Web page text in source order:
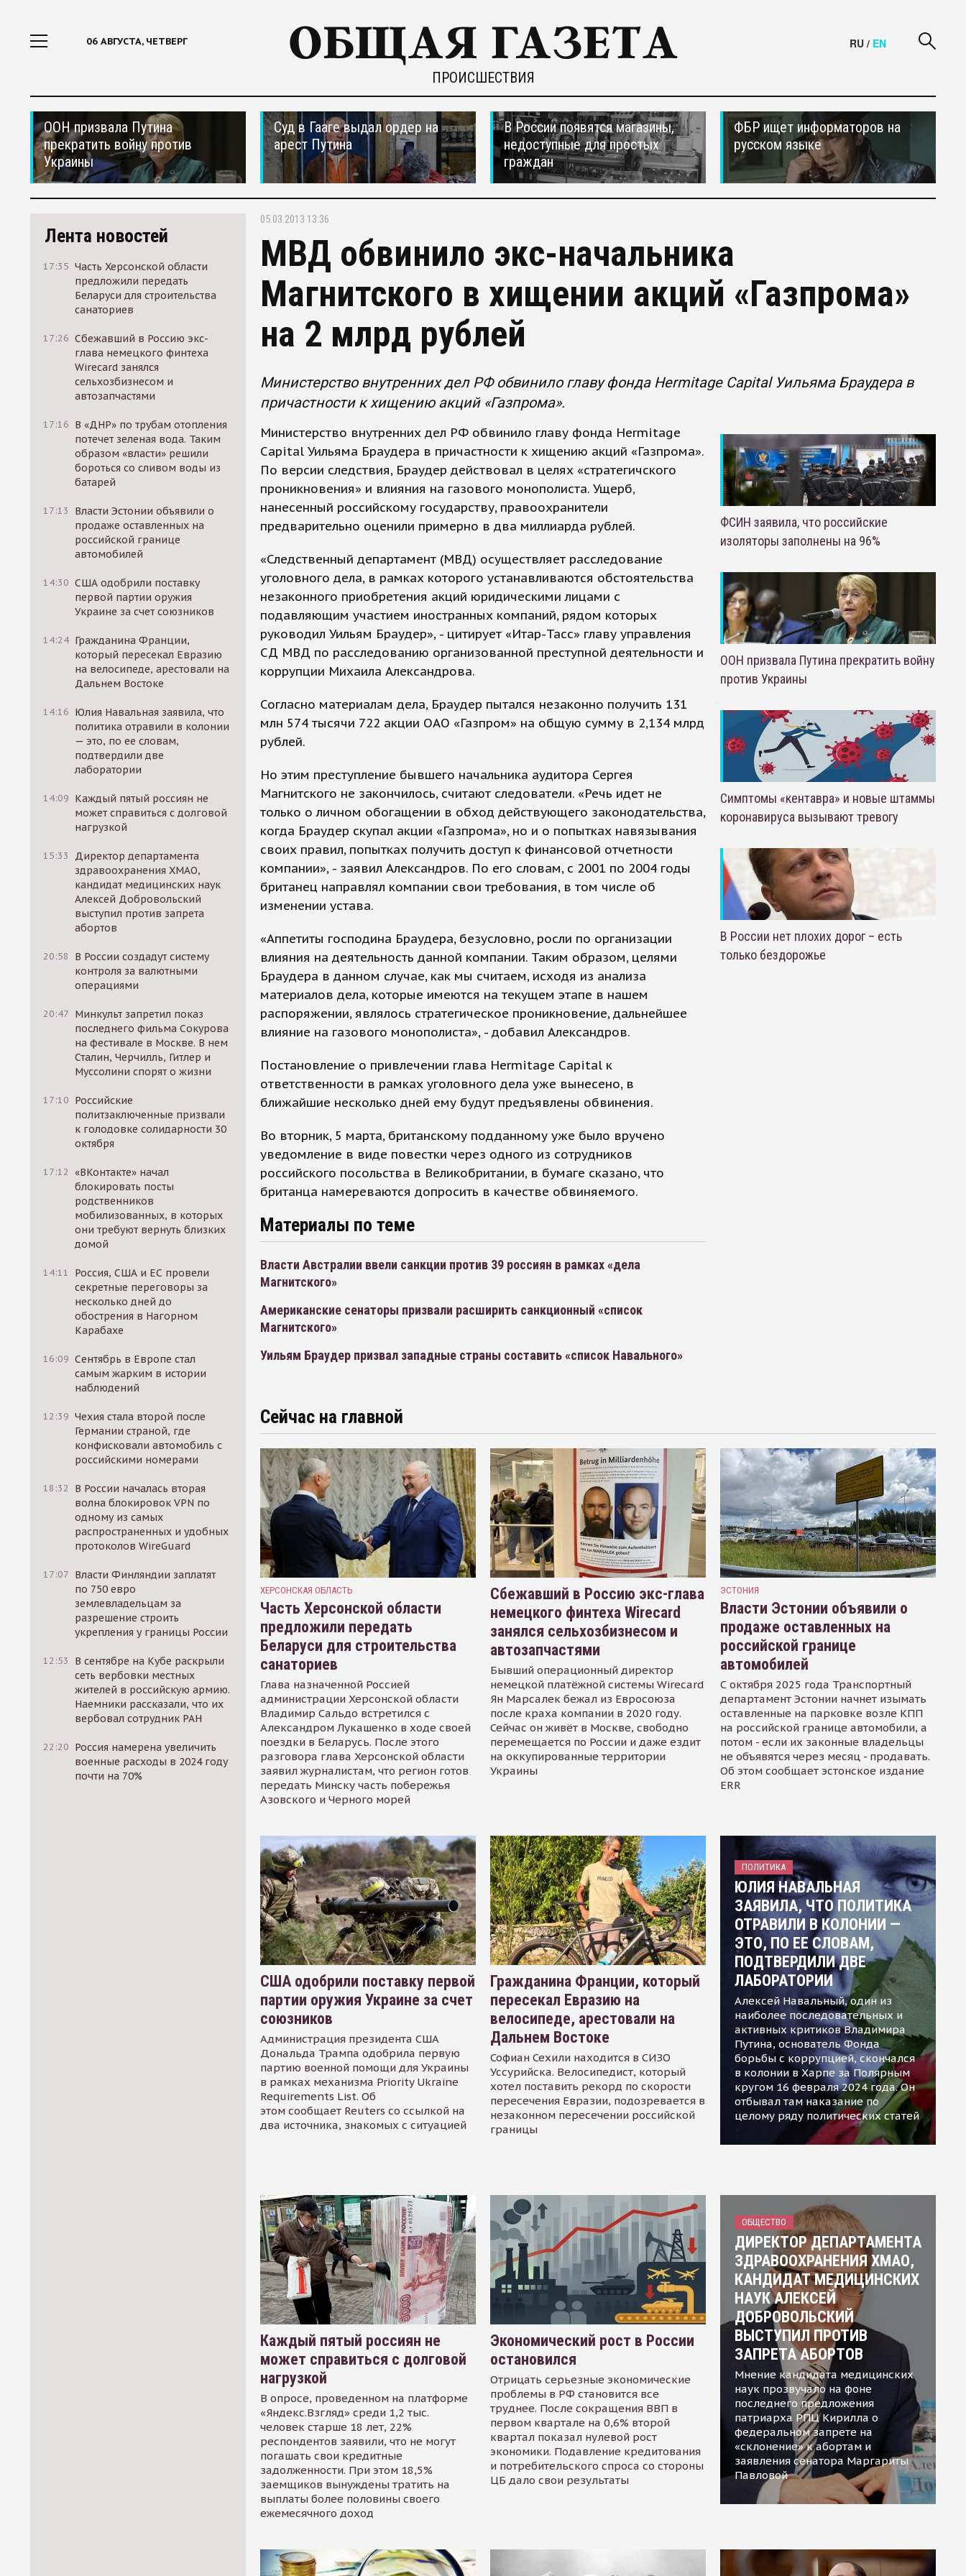
06 АВГУСТА, ЧЕТВЕРГ
ПРОИСШЕСТВИЯ
RU / EN
ООН призвала Путина
прекратить войну против
Украины
Суд в Гааге выдал ордер на
арест Путина
В России появятся магазины,
недоступные для простых
граждан
ФБР ищет информаторов на
русском языке
Лента новостей
17:35 Часть Херсонской области
предложили передать
Беларуси для строительства
санаториев
17:26 Сбежавший в Россию экс-
глава немецкого финтеха
Wirecard занялся
сельхозбизнесом и
автозапчастями
17:16 В «ДНР» по трубам отопления
потечет зеленая вода. Таким
образом «власти» решили
бороться со сливом воды из
батарей
17:13
Власти Эстонии объявили о
продаже оставленных на
российской границе
автомобилей
14:30 США одобрили поставку
первой партии оружия
Украине за счет союзников
14:24 Гражданина Франции,
который пересекал Евразию
на велосипеде, арестовали на
Дальнем Востоке
14:16 Юлия Навальная заявила, что
политика отравили в колонии
— это, по ее словам,
подтвердили две
лаборатории
14:09 Каждый пятый россиян не
может справиться с долговой
нагрузкой
15:33
Директор департамента
здравоохранения ХМАО,
кандидат медицинских наук
Алексей Добровольский
выступил против запрета
абортов
20:58
В России создадут систему
контроля за валютными
операциями
20:47 Минкульт запретил показ
последнего фильма Сокурова
на фестивале в Москве. В нем
Сталин, Черчилль, Гитлер и
Муссолини спорят о жизни
17:10 Российские
политзаключенные призвали
к голодовке солидарности 30
октября
17:12 «ВКонтакте» начал
блокировать посты
родственников
мобилизованных, в которых
они требуют вернуть близких
домой
14:11
Россия, США и ЕС провели
секретные переговоры за
несколько дней до
обострения в Нагорном
Карабахе
16:09 Сентябрь в Европе стал
самым жарким в истории
наблюдений
12:39 Чехия стала второй после
Германии страной, где
конфисковали автомобиль с
российскими номерами
18:32
В России началась вторая
волна блокировок VPN по
одному из самых
распространенных и удобных
протоколов WireGuard
17:07 Власти Финляндии заплатят
по 750 евро
землевладельцам за
разрешение строить
укрепления у границы России
12:53
В сентябре на Кубе раскрыли
сеть вербовки местных
жителей в российскую армию.
Наемники рассказали, что их
вербовал сотрудник РАН
22:20 Россия намерена увеличить
военные расходы в 2024 году
почти на 70%
05.03.2013 13:36
МВД обвинило экс-начальника
Магнитского в хищении акций «Газпрома»
на 2 млрд рублей
Министерство внутренних дел РФ обвинило главу фонда Hermitage Capital Уильяма Браудера в
причастности к хищению акций «Газпрома».
Министерство внутренних дел РФ обвинило главу фонда Hermitage
Capital Уильяма Браудера в причастности к хищению акций «Газпрома».
По версии следствия, Браудер действовал в целях «стратегичского
проникновения» и влияния на газового монополиста. Ущерб,
нанесенный российскому государству, правоохранители
предварительно оценили примерно в два миллиарда рублей.
«Следственный департамент (МВД) осуществляет расследование
уголовного дела, в рамках которого устанавливаются обстоятельства
незаконного приобретения акций юридическими лицами с
подавляющим участием иностранных компаний, рядом которых
руководил Уильям Браудер», - цитирует «Итар-Тасс» главу управления
СД МВД по расследованию организованной преступной деятельности и
коррупции Михаила Александрова.
Согласно материалам дела, Браудер пытался незаконно получить 131
млн 574 тысячи 722 акции ОАО «Газпром» на общую сумму в 2,134 млрд
рублей.
Но этим преступление бывшего начальника аудитора Сергея
Магнитского не закончилось, считают следователи. «Речь идет не
только о личном обогащении в обход действующего законодательства,
когда Браудер скупал акции «Газпрома», но и о попытках навязывания
своих правил, попытках получить доступ к финансовой отчетности
компании», - заявил Александров. По его словам, с 2001 по 2004 годы
британец направлял компании свои требования, в том числе об
изменении устава.
«Аппетиты господина Браудера, безусловно, росли по организации
влияния на деятельность данной компании. Таким образом, целями
Браудера в данном случае, как мы считаем, исходя из анализа
материалов дела, которые имеются на текущем этапе в нашем
распоряжении, являлось стратегическое проникновение, дальнейшее
влияние на газового монополиста», - добавил Александров.
Постановление о привлечении глава Hermitage Capital к
ответственности в рамках уголовного дела уже вынесено, в
ближайшие несколько дней ему будут предъявлены обвинения.
Во вторник, 5 марта, британскому подданному уже было вручено
уведомление в виде повестки через одного из сотрудников
российского посольства в Великобритании, в бумаге сказано, что
британца намереваются допросить в качестве обвиняемого.
Материалы по теме
Власти Австралии ввели санкции против 39 россиян в рамках «дела
Магнитского»
Американские сенаторы призвали расширить санкционный «список
Магнитского»
Уильям Браудер призвал западные страны составить «список Навального»
ФСИН заявила, что российские
изоляторы заполнены на 96%
ООН призвала Путина прекратить войну
против Украины
Симптомы «кентавра» и новые штаммы
коронавируса вызывают тревогу
В России нет плохих дорог – есть
только бездорожье
Сейчас на главной
ХЕРСОНСКАЯ ОБЛАСТЬ
Часть Херсонской области
предложили передать
Беларуси для строительства
санаториев
Глава назначенной Россией
администрации Херсонской области
Владимир Сальдо встретился с
Александром Лукашенко в ходе своей
поездки в Беларусь. После этого
разговора глава Херсонской области
заявил журналистам, что регион готов
передать Минску часть побережья
Азовского и Черного морей
Сбежавший в Россию экс-глава
немецкого финтеха Wirecard
занялся сельхозбизнесом и
автозапчастями
Бывший операционный директор
немецкой платёжной системы Wirecard
Ян Марсалек бежал из Евросоюза
после краха компании в 2020 году.
Сейчас он живёт в Москве, свободно
перемещается по России и даже ездит
на оккупированные территории
Украины
ЭСТОНИЯ
Власти Эстонии объявили о
продаже оставленных на
российской границе
автомобилей
С октября 2025 года Транспортный
департамент Эстонии начнет изымать
оставленные на парковке возле КПП
на российской границе автомобили, а
потом - если их законные владельцы
не объявятся через месяц - продавать.
Об этом сообщает эстонское издание
ERR
США одобрили поставку первой
партии оружия Украине за счет
союзников
Администрация президента США
Дональда Трампа одобрила первую
партию военной помощи для Украины
в рамках механизма Priority Ukraine
Requirements List. Об
этом сообщает Reuters со ссылкой на
два источника, знакомых с ситуацией
Гражданина Франции, который
пересекал Евразию на
велосипеде, арестовали на
Дальнем Востоке
Софиан Сехили находится в СИЗО
Уссурийска. Велосипедист, который
хотел поставить рекорд по скорости
пересечения Евразии, подозревается в
незаконном пересечении российской
границы
ПОЛИТИКА
ЮЛИЯ НАВАЛЬНАЯ
ЗАЯВИЛА, ЧТО ПОЛИТИКА
ОТРАВИЛИ В КОЛОНИИ —
ЭТО, ПО ЕЕ СЛОВАМ,
ПОДТВЕРДИЛИ ДВЕ
ЛАБОРАТОРИИ
Алексей Навальный, один из
наиболее последовательных и
активных критиков Владимира
Путина, основатель Фонда
борьбы с коррупцией, скончался
в колонии в Харпе за Полярным
кругом 16 февраля 2024 года. Он
отбывал там наказание по
целому ряду политических статей
Каждый пятый россиян не
может справиться с долговой
нагрузкой
В опросе, проведенном на платформе
«Яндекс.Взгляд» среди 1,2 тыс.
человек старше 18 лет, 22%
респондентов заявили, что не могут
погашать свои кредитные
задолженности. При этом 18,5%
заемщиков вынуждены тратить на
выплаты более половины своего
ежемесячного доход
Экономический рост в России
остановился
Отрицать серьезные экономические
проблемы в РФ становится все
труднее. После сокращения ВВП в
первом квартале на 0,6% второй
квартал показал нулевой рост
экономики. Подавление кредитования
и потребительского спроса со стороны
ЦБ дало свои результаты
ОБЩЕСТВО
ДИРЕКТОР ДЕПАРТАМЕНТА
ЗДРАВООХРАНЕНИЯ ХМАО,
КАНДИДАТ МЕДИЦИНСКИХ
НАУК АЛЕКСЕЙ
ДОБРОВОЛЬСКИЙ
ВЫСТУПИЛ ПРОТИВ
ЗАПРЕТА АБОРТОВ
Мнение кандидата медицинских
наук прозвучало на фоне
последнего предложения
патриарха РПЦ Кирилла о
федеральном запрете на
«склонение» к абортам и
заявления сенатора Маргариты
Павловой